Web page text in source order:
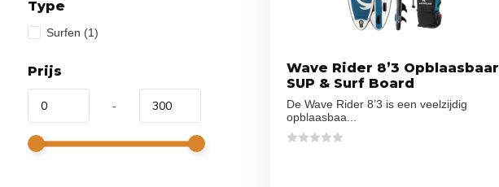
Type
Surfen (1)
Prijs
-
Wave Rider 8’3 Opblaasbaar
SUP & Surf Board
De Wave Rider 8’3 is een veelzijdig
opblaasbaa...